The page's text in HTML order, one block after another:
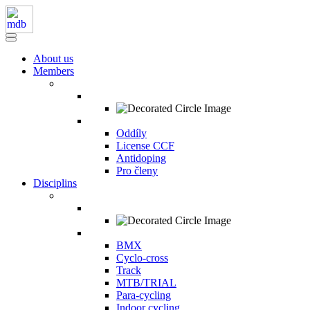
About us
Members
Oddíly
License CCF
Antidoping
Pro členy
Disciplins
BMX
Cyclo-cross
Track
MTB/TRIAL
Para-cycling
Indoor cycling